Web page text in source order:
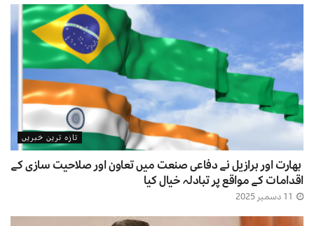
تازہ ترین خبریں
بھارت اور برازیل نے دفاعی صنعت میں تعاون اور صلاحیت سازی کے
اقدامات کے مواقع پر تبادلہ خیال کیا